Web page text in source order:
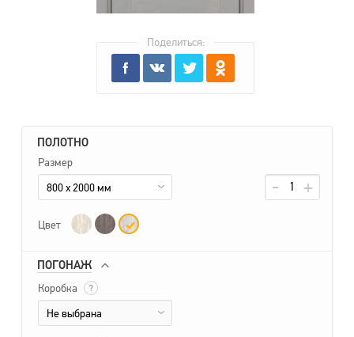
ПОЛОТНО
Размер
800 x 2000 мм
Цвет
ПОГОНАЖ
Коробка ?
Не выбрана
Поделиться: